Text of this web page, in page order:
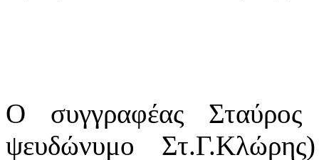
Ο συγγραφέας Σταύρος
ψευδώνυμο